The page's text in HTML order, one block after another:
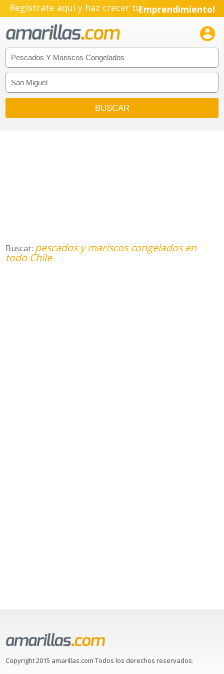
Regístrate aquí y haz crecer tuEmprendimiento!

Buscar: pescados y mariscos congelados en
todo Chile
Copyright 2015 amarillas.com Todos los derechos reservados.